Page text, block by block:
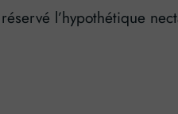
l’hypothétique